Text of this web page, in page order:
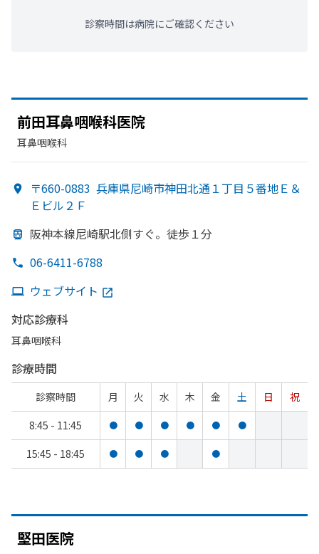
診察時間は病院にご確認ください
前田耳鼻咽喉科医院
耳鼻咽喉科
〒660-0883 兵庫県尼崎市神田北通１丁目５番地Ｅ＆
Ｅビル２Ｆ
阪神本線尼崎駅北側すぐ。 徒歩１分
06-6411-6788
ウェブサイト
対応診療科
耳鼻咽喉科
診療時間
診察時間 月 火 水 木 金 土 日
祝
8:45 - 11:45
● ● ● ● ● ●
15:45 - 18:45 ● ● ● ●
堅田医院